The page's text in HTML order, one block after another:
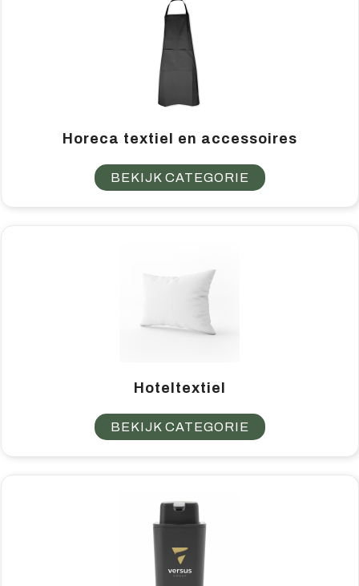
Horeca textiel en accessoires
BEKIJK CATEGORIE
Hoteltextiel
BEKIJK CATEGORIE